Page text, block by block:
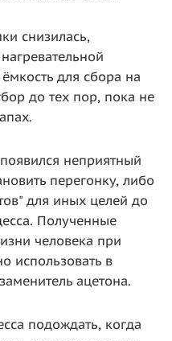
снизилась,
для сбора на
до тех пор, пока не
неприятный
перегонку, либо
для иных целей до
Полученные
человека при
использовать в
ацетона.
подождать, когда